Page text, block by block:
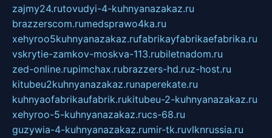
zajmy24.rutovudyi-4-kuhnyanazakaz.ru
brazzerscom.rumedsprawo4ka.ru
xehyroo5kuhnyanazakaz.rufabrikayfabrikaefabrika.ru
vskrytie-zamkov-moskva-113.rubiletnadom.ru
zed-online.rupimchax.rubrazzers-hd.ruz-host.ru
kitubeu2kuhnyanazakaz.runaperekate.ru
kuhnyaofabrikaufabrik.rukitubeu-2-kuhnyanazakaz.ru
xehyroo-5-kuhnyanazakaz.rucs-68.ru
guzywia-4-kuhnyanazakaz.rumir-tk.ruvlknrussia.ru